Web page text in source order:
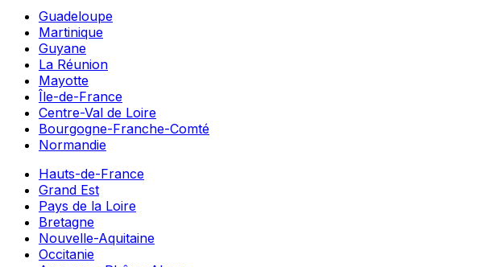
Guadeloupe
Martinique
Guyane
La Réunion
Mayotte
Île-de-France
Centre-Val de Loire
Bourgogne-Franche-Comté
Normandie
Hauts-de-France
Grand Est
Pays de la Loire
Bretagne
Nouvelle-Aquitaine
Occitanie